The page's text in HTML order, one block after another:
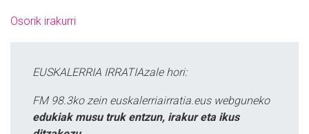
Osorik irakurri
EUSKALERRIA IRRATIAzale hori:
FM 98.3ko zein euskalerriairratia.eus webguneko
edukiak musu truk entzun, irakur eta ikus